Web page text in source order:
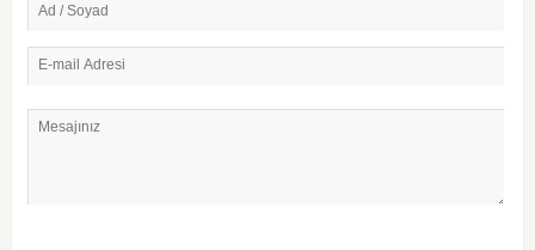
Ad / Soyad
E-mail Adresi
Mesajınız